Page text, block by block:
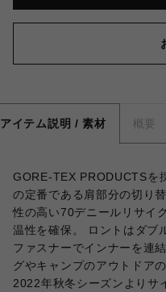
アイテム説明 / 素材 概要
GORE-TEX PRODUCTSを
の定番である肩部分の切り
性の高い70デニールリサイ
温性を確保。 ロントはダブ
ファスナーでインナーを連
グやキャンプのアウトドア
2022年秋冬シーズンよりサ